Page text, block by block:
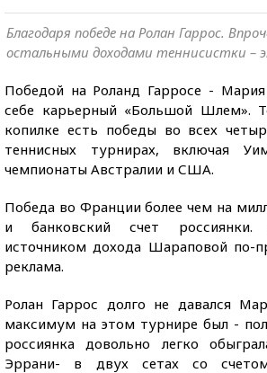
Благодаря победе на Ролан Гаррос.
остальными доходами теннисистки –
Победой на Роланд Гарросе -
себе карьерный «Большой Шлем».
копилке есть победы во всех
теннисных турнирах, включая
чемпионаты Австралии и США.
Победа во Франции более чем на
и банковский счет россиянки.
источником дохода Шараповой по-
реклама.
Ролан Гаррос долго не давался
максимум на этом турнире был -
россиянка довольно легко
Эррани- в двух сетах со